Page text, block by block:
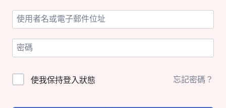
使我保持登入狀態 忘記密碼？